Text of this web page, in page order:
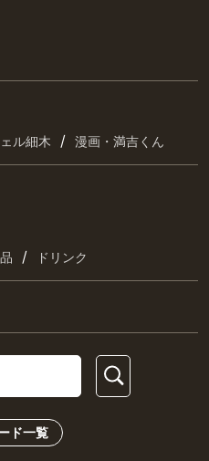
ル細木 / 漫画・満吉くん
/ ドリンク
ド一覧